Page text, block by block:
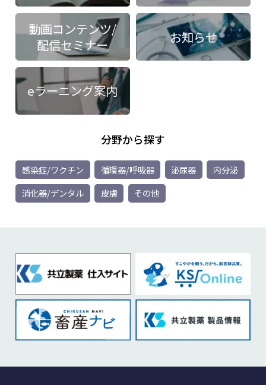
動画コンテンツ/
配信セミナー
お知らせ
eラーニング案内
分野から探す
感染症/ワクチン 循環器/呼吸器 泌尿器
内分泌
消化器/デンタル
皮膚 その他